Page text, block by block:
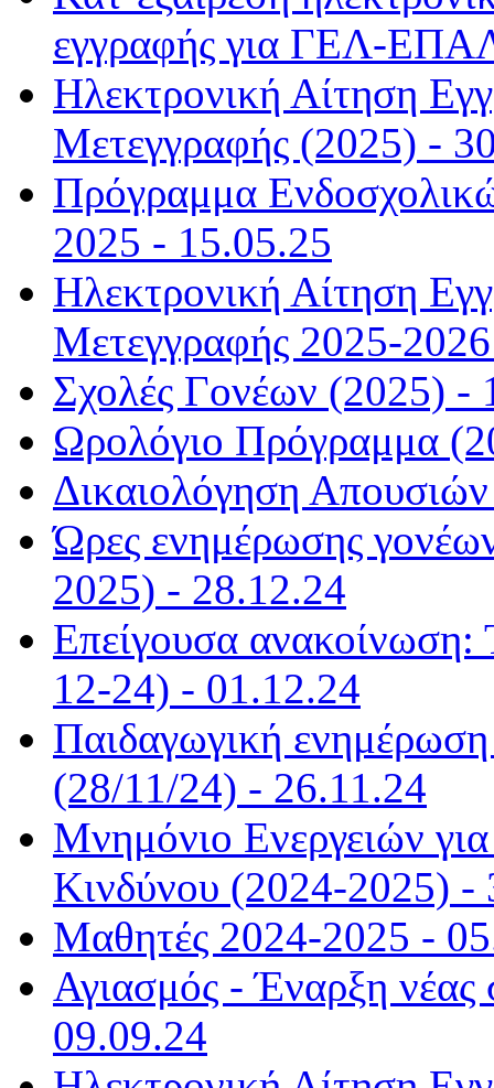
εγγραφής για ΓΕΛ-
Ηλεκτρονική Αίτηση
Μετεγγραφής (2025) -
Πρόγραμμα
2025 - 15.05.25
Ηλεκτρονική Αίτηση
Μετεγγραφής 2025-
Σχολές Γονέων (2025) -
Ωρολόγιο Πρόγραμμα
Δικαιολόγηση
Ώρες ενημέρωσης
2025) - 28.12.24
Επείγουσα
12-24) - 01.12.24
Παιδαγωγική ενημέρωση
(28/11/24) - 26.11.24
Μνημόνιο Ενεργειών
Κινδύνου (2024-2025) -
Μαθητές 2024-2025 -
Αγιασμός - Έναρξη νέας
09.09.24